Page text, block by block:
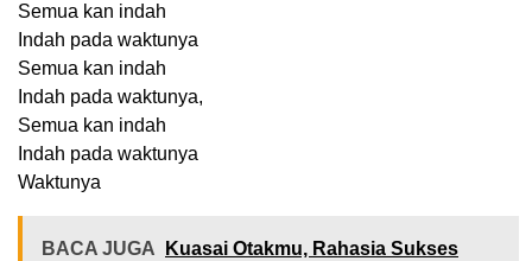
Semua kan indah
Indah pada waktunya
Semua kan indah
Indah pada waktunya,
Semua kan indah
Indah pada waktunya
Waktunya
BACA JUGA
Kuasai Otakmu, Rahasia Sukses